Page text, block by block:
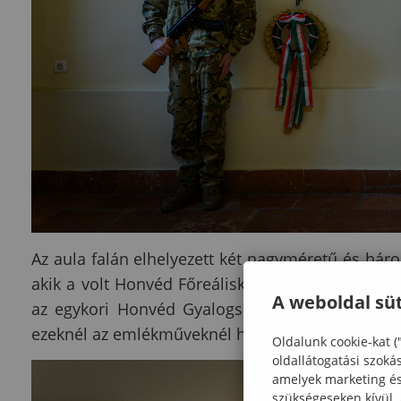
Az aula falán elhelyezett két nagyméretű és
akik a volt Honvéd Főreáliskola, a Magyar
az egykori Honvéd Gyalogsági
ezeknél az emlékműveknél hajtottak fejet és
A weboldal
Oldalunk cookie-kat
oldallátogatási
amelyek marketing